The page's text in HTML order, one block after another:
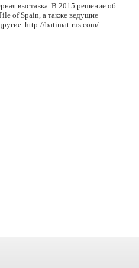
выставка. В 2015 решение об
of Spain, а также ведущие
http://batimat-rus.com/